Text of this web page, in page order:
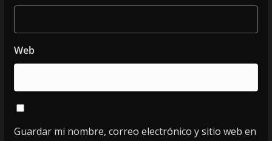
Web
Guardar mi nombre, correo electrónico y sitio web en